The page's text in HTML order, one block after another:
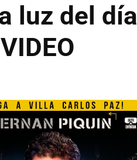
luz del día